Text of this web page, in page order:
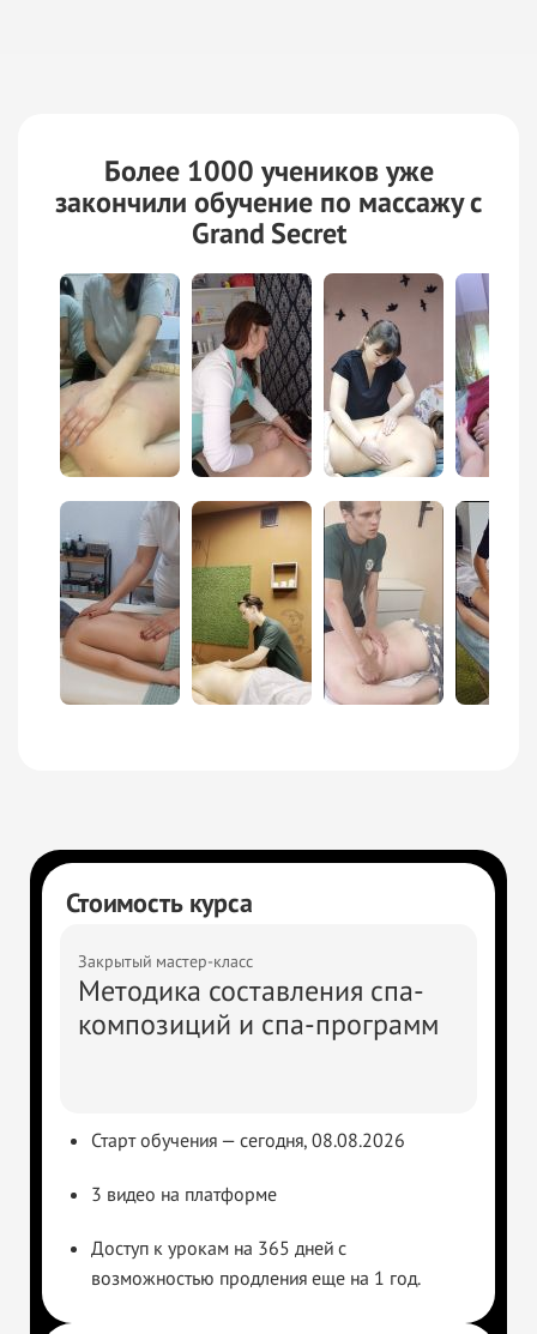
Более 1000 учеников уже
закончили обучение по массажу с
Grand Secret
Стоимость курса
Закрытый мастер-класс
Методика составления спа-
композиций и спа-программ
Старт обучения — сегодня, 08.08.2026
3 видео на платформе
Доступ к урокам на 365 дней с
возможностью продления еще на 1 год.